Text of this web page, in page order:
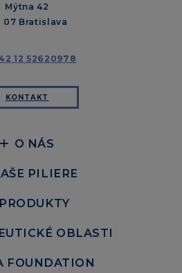
Mýtna 42
07 Bratislava
12 52620978
KONTAKT
O NÁS
PILIERE
PRODUKTY
OBLASTI
FOUNDATION